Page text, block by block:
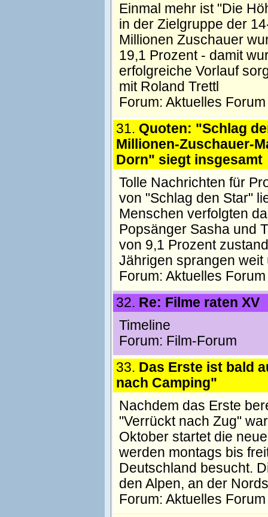
Einmal mehr ist "Die
in der Zielgruppe der
Millionen Zuschauer
19,1 Prozent - damit
erfolgreiche Vorlauf
mit Roland Trettl
Forum: Aktuelles Forum
31. Quoten: "Schlag
Millionen-Zuschauer-
Dorn" siegt insgesamt
Tolle Nachrichten für
von "Schlag den Star"
Menschen verfolgten
Popsänger Sasha und
von 9,1 Prozent
Jährigen sprangen
Forum: Aktuelles Forum
32. Re: Filme raten XV
Timeline
Forum: Film-Forum
33. Das Erste ist bald
nach Camping"
Nachdem das Erste
"Verrückt nach Zug"
Oktober startet die
werden montags bis
Deutschland besucht.
den Alpen, an der
Forum: Aktuelles Forum